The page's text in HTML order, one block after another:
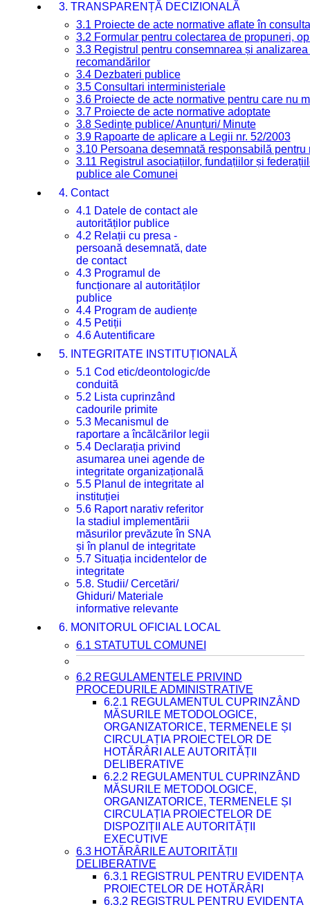
3. TRANSPARENȚĂ DECIZIONALĂ
3.1 Proiecte de acte normative aflate în
3.2 Formular pentru colectarea de propuneri,
3.3 Registrul pentru consemnarea și
recomandărilor
3.4 Dezbateri publice
3.5 Consultari interministeriale
3.6 Proiecte de acte normative pentru care nu
3.7 Proiecte de acte normative adoptate
3.8 Ședințe publice/ Anunțuri/ Minute
3.9 Rapoarte de aplicare a Legii nr. 52/2003
3.10 Persoana desemnată responsabilă
3.11 Registrul asociațiilor, fundațiilor și
publice ale Comunei
4. Contact
4.1 Datele de contact ale
autorităților publice
4.2 Relații cu presa -
persoană desemnată, date
de contact
4.3 Programul de
funcționare al autorităților
publice
4.4 Program de audiențe
4.5 Petiții
4.6 Autentificare
5. INTEGRITATE INSTITUȚIONALĂ
5.1 Cod etic/deontologic/de
conduită
5.2 Lista cuprinzând
cadourile primite
5.3 Mecanismul de
raportare a încălcărilor legii
5.4 Declarația privind
asumarea unei agende de
integritate organizațională
5.5 Planul de integritate al
instituției
5.6 Raport narativ referitor
la stadiul implementării
măsurilor prevăzute în SNA
și în planul de integritate
5.7 Situația incidentelor de
integritate
5.8. Studii/ Cercetări/
Ghiduri/ Materiale
informative relevante
6. MONITORUL OFICIAL LOCAL
6.1 STATUTUL COMUNEI
6.2 REGULAMENTELE PRIVIND
PROCEDURILE ADMINISTRATIVE
6.2.1 REGULAMENTUL CUPRINZÂND
MĂSURILE METODOLOGICE,
ORGANIZATORICE, TERMENELE ȘI
CIRCULAȚIA PROIECTELOR DE
HOTĂRÂRI ALE AUTORITĂȚII
DELIBERATIVE
6.2.2 REGULAMENTUL CUPRINZÂND
MĂSURILE METODOLOGICE,
ORGANIZATORICE, TERMENELE ȘI
CIRCULAȚIA PROIECTELOR DE
DISPOZIȚII ALE AUTORITĂȚII
EXECUTIVE
6.3 HOTĂRÂRILE AUTORITĂȚII
DELIBERATIVE
6.3.1 REGISTRUL PENTRU EVIDENȚA
PROIECTELOR DE HOTĂRÂRI
6.3.2 REGISTRUL PENTRU EVIDENȚA